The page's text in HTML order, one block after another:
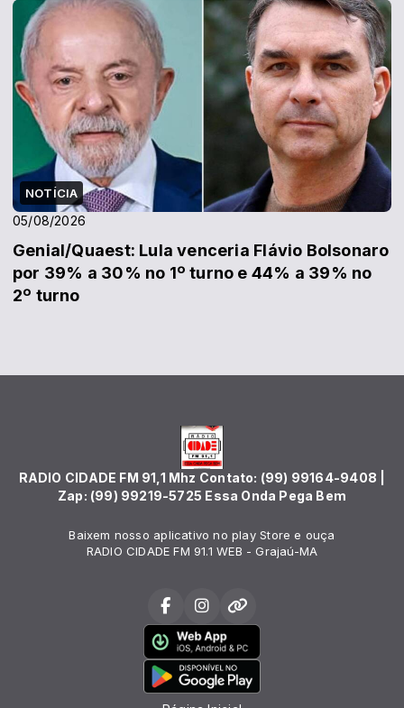
NOTÍCIA
05/08/2026
Genial/Quaest: Lula venceria Flávio Bolsonaro
por 39% a 30% no 1º turno e 44% a 39% no
2º turno
RADIO CIDADE FM 91,1 Mhz Contato: (99) 99164-9408 |
Zap: (99) 99219-5725 Essa Onda Pega Bem
Baixem nosso aplicativo no play Store e ouça
RADIO CIDADE FM 91.1 WEB - Grajaú-MA